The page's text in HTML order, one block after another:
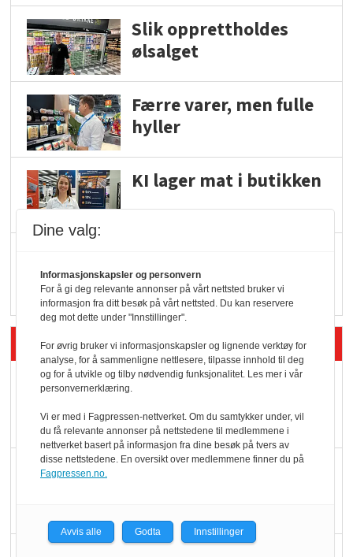
Slik opprettholdes
ølsalget
Færre varer, men fulle
hyller
KI lager mat i butikken
Rema i 2025
Siste artikler - Økologisk
Kolonihagens norske
yoghurt: Trues av
melkemangel
hederspris
Dine valg:
Informasjonskapsler og personvern
For å gi deg relevante annonser på vårt nettsted bruker vi
informasjon fra ditt besøk på vårt nettsted. Du kan reservere
deg mot dette under "Innstillinger".
For øvrig bruker vi informasjonskapsler og lignende verktøy for
analyse, for å sammenligne nettlesere, tilpasse innhold til deg
og for å utvikle og tilby nødvendig funksjonalitet. Les mer i vår
personvernerklæring.
Vi er med i Fagpressen-nettverket. Om du samtykker under, vil
du få relevante annonser på nettstedene til medlemmene i
nettverket basert på informasjon fra dine besøk på tvers av
disse nettstedene. En oversikt over medlemmene finner du på
Fagpressen.no.
Avvis alle Godta Innstillinger